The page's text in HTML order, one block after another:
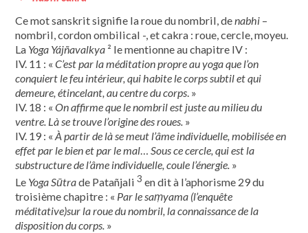
Ce mot sanskrit signifie la roue du nombril, de nabhi –
nombril, cordon ombilical -, et cakra : roue, cercle, moyeu.
La Yoga Yájñavalkya ² le mentionne au chapitre IV :
IV. 11 : «C’est par la méditation propre au yoga que l’on
conquiert le feu intérieur, qui habite le corps subtil et qui
demeure, étincelant, au centre du corps . »
IV. 18 : «On affirme que le nombril est juste au milieu du
ventre. Là se trouve l’origine des roues. »
IV. 19 : «À partir de là se meut l’âme individuelle, mobilisée en
effet par le bien et par le mal
Sous ce cercle, qui est la
substructure de l’âme individuelle, coule l’énergie. »
Le Yoga Sūtrade Patañjali3 en dit à l’aphorisme 29 du
troisième chapitre : « Par le saṃyama (l’enquête
méditative)sur la roue du nombril, la connaissance de la
disposition du corps. »